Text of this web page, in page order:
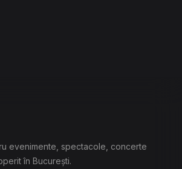
evenimente, spectacole, concerte
în București.